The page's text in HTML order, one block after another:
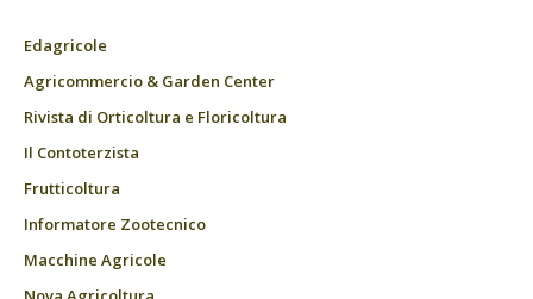
Edagricole
Agricommercio & Garden Center
Rivista di Orticoltura e Floricoltura
Il Contoterzista
Frutticoltura
Informatore Zootecnico
Macchine Agricole